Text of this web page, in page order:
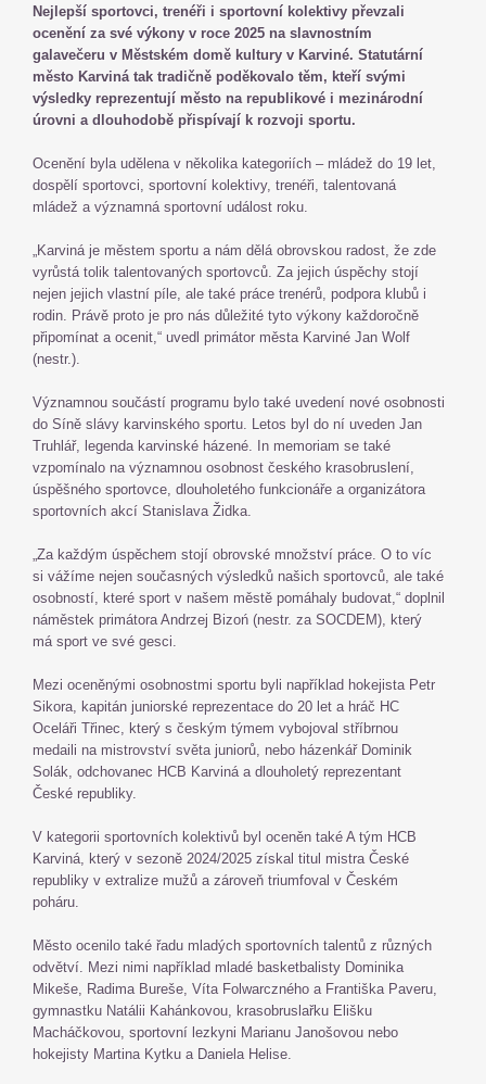
Nejlepší sportovci, trenéři i sportovní kolektivy převzali
ocenění za své výkony v roce 2025 na slavnostním
galavečeru v Městském domě kultury v Karviné. Statutární
město Karviná tak tradičně poděkovalo těm, kteří svými
výsledky reprezentují město na republikové i mezinárodní
úrovni a dlouhodobě přispívají k rozvoji sportu.
Ocenění byla udělena v několika kategoriích – mládež do 19 let,
dospělí sportovci, sportovní kolektivy, trenéři, talentovaná
mládež a významná sportovní událost roku.
„Karviná je městem sportu a nám dělá obrovskou radost, že zde
vyrůstá tolik talentovaných sportovců. Za jejich úspěchy stojí
nejen jejich vlastní píle, ale také práce trenérů, podpora klubů i
rodin. Právě proto je pro nás důležité tyto výkony každoročně
připomínat a ocenit,“ uvedl primátor města Karviné Jan Wolf
(nestr.).
Významnou součástí programu bylo také uvedení nové osobnosti
do Síně slávy karvinského sportu. Letos byl do ní uveden Jan
Truhlář, legenda karvinské házené. In memoriam se také
vzpomínalo na významnou osobnost českého krasobruslení,
úspěšného sportovce, dlouholetého funkcionáře a organizátora
sportovních akcí Stanislava Židka.
„Za každým úspěchem stojí obrovské množství práce. O to víc
si vážíme nejen současných výsledků našich sportovců, ale také
osobností, které sport v našem městě pomáhaly budovat,“ doplnil
náměstek primátora Andrzej Bizoń (nestr. za SOCDEM), který
má sport ve své gesci.
Mezi oceněnými osobnostmi sportu byli například hokejista Petr
Sikora, kapitán juniorské reprezentace do 20 let a hráč HC
Oceláři Třinec, který s českým týmem vybojoval stříbrnou
medaili na mistrovství světa juniorů, nebo házenkář Dominik
Solák, odchovanec HCB Karviná a dlouholetý reprezentant
České republiky.
V kategorii sportovních kolektivů byl oceněn také A tým HCB
Karviná, který v sezoně 2024/2025 získal titul mistra České
republiky v extralize mužů a zároveň triumfoval v Českém
poháru.
Město ocenilo také řadu mladých sportovních talentů z různých
odvětví. Mezi nimi například mladé basketbalisty Dominika
Mikeše, Radima Bureše, Víta Folwarczného a Františka Paveru,
gymnastku Natálii Kahánkovou, krasobruslařku Elišku
Macháčkovou, sportovní lezkyni Marianu Janošovou nebo
hokejisty Martina Kytku a Daniela Helise.